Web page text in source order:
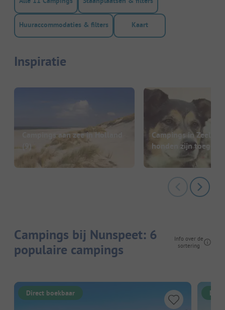
Huuraccommodaties & filters Kaart
Inspiratie
Campings aan zee in Holland
(9)
Campings in
honden zijn
Campings bij Nunspeet: 6
populaire campings
Info over de
sortering
Direct boekbaar